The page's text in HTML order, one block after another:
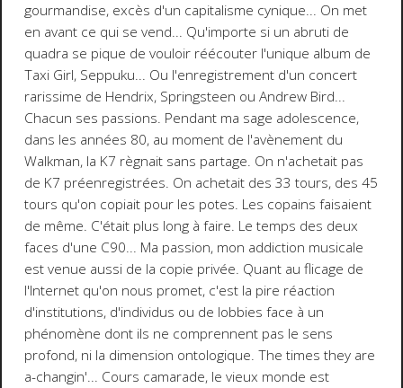
gourmandise, excès d'un capitalisme cynique... On met
en avant ce qui se vend... Qu'importe si un abruti de
quadra se pique de vouloir réécouter l'unique album de
Taxi Girl, Seppuku... Ou l'enregistrement d'un concert
rarissime de Hendrix, Springsteen ou Andrew Bird...
Chacun ses passions. Pendant ma sage adolescence,
dans les années 80, au moment de l'avènement du
Walkman, la K7 règnait sans partage. On n'achetait pas
de K7 préenregistrées. On achetait des 33 tours, des 45
tours qu'on copiait pour les potes. Les copains faisaient
de même. C'était plus long à faire. Le temps des deux
faces d'une C90... Ma passion, mon addiction musicale
est venue aussi de la copie privée. Quant au flicage de
l'Internet qu'on nous promet, c'est la pire réaction
d'institutions, d'individus ou de lobbies face à un
phénomène dont ils ne comprennent pas le sens
profond, ni la dimension ontologique. The times they are
a-changin'... Cours camarade, le vieux monde est